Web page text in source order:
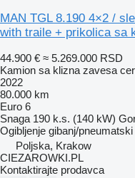
MAN TGL 8.190 4×2 /
with traile + prikolica sa
44.900 € ≈ 5.269.000 RSD
Kamion sa klizna zavesa
2022
80.000 km
Euro 6
Snaga 190 k.s. (140 kW)
Ogibljenje gibanj/pneumatski
Poljska, Krakow
CIEZAROWKI.PL
Kontaktirajte prodavca